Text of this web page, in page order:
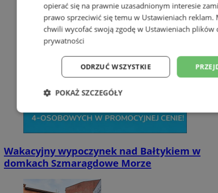
Wakacyjny wypoczynek nad Bałtykiem w
domkach Szmaragdowe Morze
opierać się na prawnie uzasadnionym interesie
prawo sprzeciwić się temu w Ustawieniach reklam.
chwili wycofać swoją zgodę w Ustawieniach plików
prywatności
ODRZUĆ WSZYSTKIE
POKAŻ SZCZEGÓŁY
Niezbędne Wydajność
Niesklasyfikowane